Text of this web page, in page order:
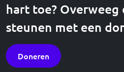
hart toe? Overweeg
steunen met een
Doneren